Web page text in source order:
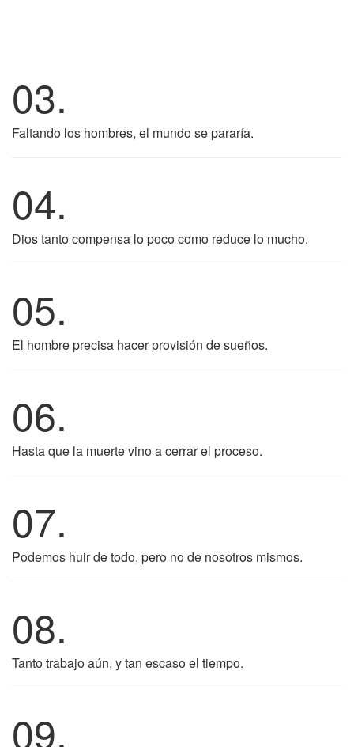
03.
Faltando los hombres, el mundo se pararía.
04.
Dios tanto compensa lo poco como reduce lo mucho.
05.
El hombre precisa hacer provisión de sueños.
06.
Hasta que la muerte vino a cerrar el proceso.
07.
Podemos huir de todo, pero no de nosotros mismos.
08.
Tanto trabajo aún, y tan escaso el tiempo.
09.